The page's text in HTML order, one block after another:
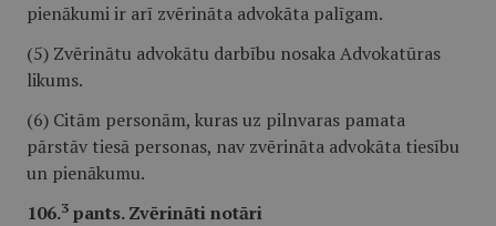
pienākumi ir arī zvērināta advokāta palīgam.
(5) Zvērinātu advokātu darbību nosaka Advokatūras
likums.
(6) Citām personām, kuras uz pilnvaras pamata
pārstāv tiesā personas, nav zvērināta advokāta tiesību
un pienākumu.
106.3 pants. Zvērināti notāri